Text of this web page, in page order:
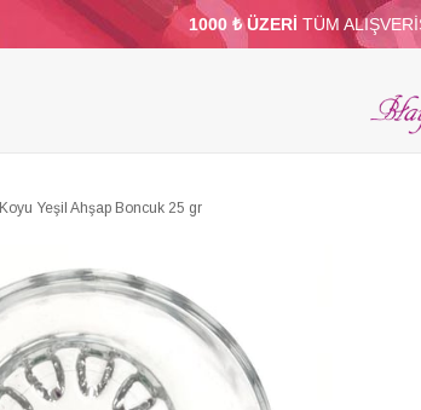
1000 ₺ ÜZERİ TÜM
TAKI MALZEMELERİ PARTİ VE SÜS
TOPTAN
Koyu Yeşil Ahşap Boncuk 25 gr